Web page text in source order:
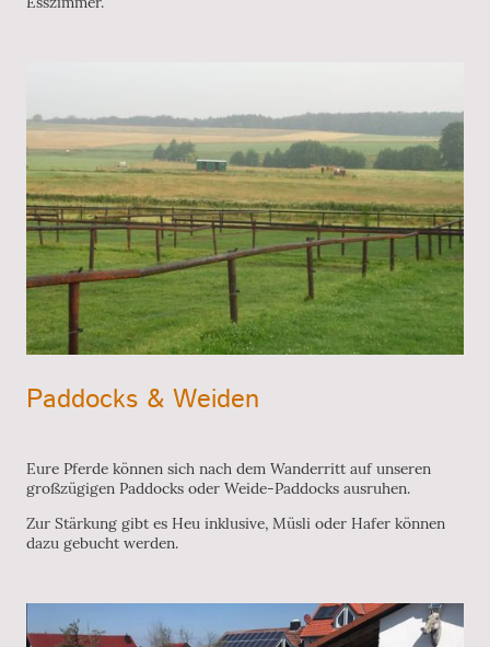
Paddocks & Weiden
Eure Pferde können sich nach dem Wanderritt auf unseren
großzügigen Paddocks oder Weide-Paddocks ausruhen.
Zur Stärkung gibt es Heu inklusive, Müsli oder Hafer können
dazu gebucht werden.